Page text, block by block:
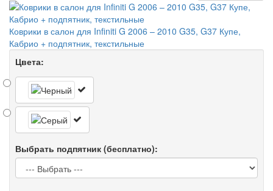
Коврики в салон для Infiniti G 2006 – 2010 G35, G37 Купе,
Кабрио + подпятник, текстильные
Цвета:
Выбрать подпятник (бесплатно):